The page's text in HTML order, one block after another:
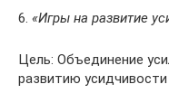
6. «Игры на развитие
Цель: Объединение
развитию усидчивости